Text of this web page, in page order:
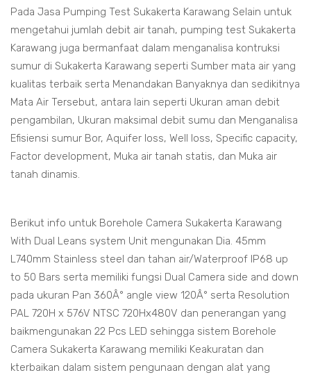
Pada Jasa Pumping Test Sukakerta Karawang Selain untuk
mengetahui jumlah debit air tanah, pumping test Sukakerta
Karawang juga bermanfaat dalam menganalisa kontruksi
sumur di Sukakerta Karawang seperti Sumber mata air yang
kualitas terbaik serta Menandakan Banyaknya dan sedikitnya
Mata Air Tersebut, antara lain seperti Ukuran aman debit
pengambilan, Ukuran maksimal debit sumu dan Menganalisa
Efisiensi sumur Bor, Aquifer loss, Well loss, Specific capacity,
Factor development, Muka air tanah statis, dan Muka air
tanah dinamis.
Berikut info untuk Borehole Camera Sukakerta Karawang
With Dual Leans system Unit mengunakan Dia. 45mm
L740mm Stainless steel dan tahan air/Waterproof IP68 up
to 50 Bars serta memiliki fungsi Dual Camera side and down
pada ukuran Pan 360Â° angle view 120Â° serta Resolution
PAL 720H x 576V NTSC 720Hx480V dan penerangan yang
baikmengunakan 22 Pcs LED sehingga sistem Borehole
Camera Sukakerta Karawang memiliki Keakuratan dan
kterbaikan dalam sistem pengunaan dengan alat yang